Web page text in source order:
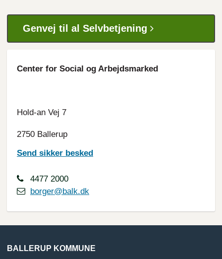
Genvej til al Selvbetjening
Center for Social og Arbejdsmarked
Hold-an Vej 7
2750 Ballerup
Send sikker besked
4477 2000
borger@balk.dk
BALLERUP KOMMUNE